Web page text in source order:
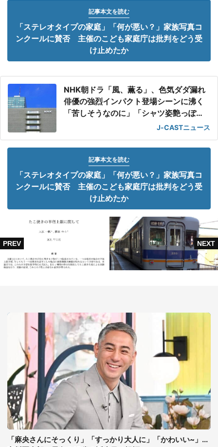
記事本文を読む
「ステレオタイプの家庭」「何が悪い？」家族写真コ
ンクールに賛否 主催のこども家庭庁は批判をどう受
け止めたか
NHK朝ドラ「風、薫る」、色気ダダ漏れ
俳優の強烈インパクト登場シーンに沸く
「苦しそうなのに」「シャツ姿艶っぽ
J-CASTニュース
記事本文を読む
「ステレオタイプの家庭」「何が悪い？」家族写真コ
ンクールに賛否 主催のこども家庭庁は批判をどう受
け止めたか
「麻央さんにそっくり」「すっかり大人に」「かわいい~」...